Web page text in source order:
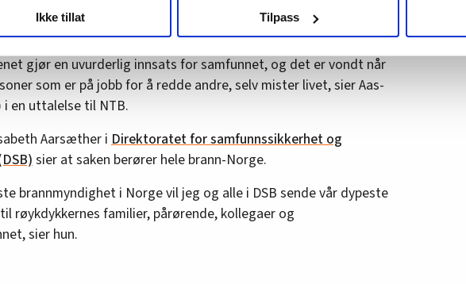
våre nettsider blir brukt slik at vi tilby relevant innhold, tilpassede annonser og
Disse er angitt i oversikten lengre ned på denne siden.
Ikke tillat Tilpass
Astri Aas-Hansen uttrykker medfølelse med de
gjør en uvurderlig innsats for samfunnet, og det er vondt når
som er på jobb for å redde andre, selv mister livet, sier Aas-
i en uttalelse til NTB.
Aarsæther i Direktoratet for samfunnssikkerhet og
sier at saken berører hele brann-Norge.
brannmyndighet i Norge vil jeg og alle i DSB sende vår dypeste
røykdykkernes familier, pårørende, kollegaer og
sier hun.